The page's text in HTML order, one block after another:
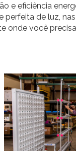
e eficiência
perfeita de luz,
onde você